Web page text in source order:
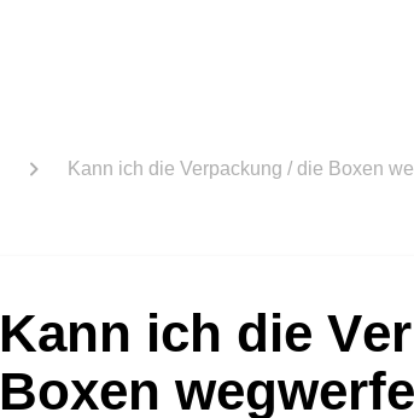
Kann ich die Verpackung / die Boxen
Kann ich die
Boxen